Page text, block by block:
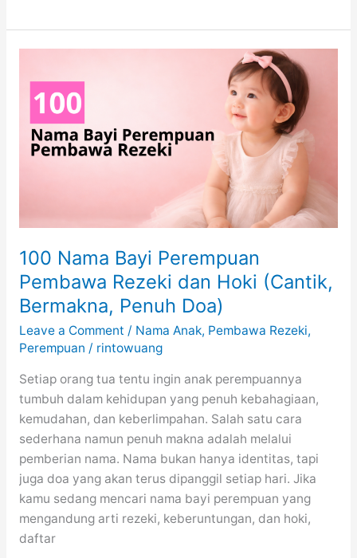
Bayi
Perempuan
Modern
dan
Artinya
(Cantik,
Pasaran)
100 Nama Bayi Perempuan
Pembawa Rezeki dan Hoki (Cantik,
Bermakna, Penuh Doa)
Leave a Comment / Nama Anak, Pembawa Rezeki,
Perempuan / rintowuang
Setiap orang tua tentu ingin anak perempuannya
tumbuh dalam kehidupan yang penuh kebahagiaan,
kemudahan, dan keberlimpahan. Salah satu cara
sederhana namun penuh makna adalah melalui
pemberian nama. Nama bukan hanya identitas, tapi
juga doa yang akan terus dipanggil setiap hari. Jika
kamu sedang mencari nama bayi perempuan yang
mengandung arti rezeki, keberuntungan, dan hoki,
daftar